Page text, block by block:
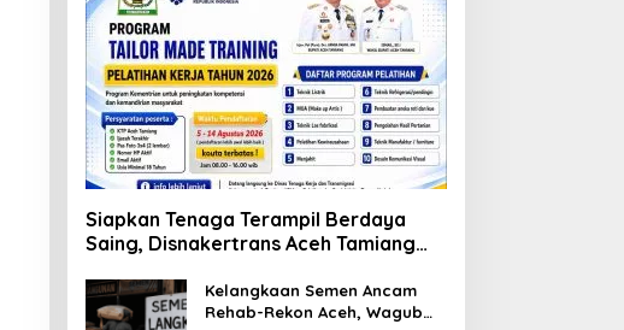
Siapkan Tenaga Terampil Berdaya
Saing, Disnakertrans Aceh Tamiang
Kelangkaan Semen Ancam
Rehab-Rekon Aceh, Wagub